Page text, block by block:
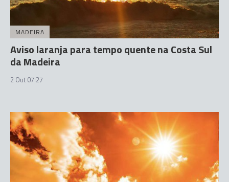
MADEIRA
Aviso laranja para tempo quente na Costa Sul
da Madeira
2 Out 07:27